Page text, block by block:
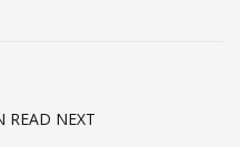
READ NEXT